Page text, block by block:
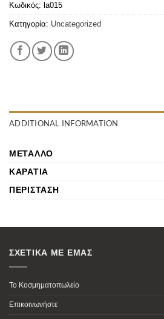
Κωδικός: la015
Κατηγορία: Uncategorized
ADDITIONAL INFORMATION
ΜΈΤΑΛΛΟ
ΚΑΡΆΤΙΑ
ΠΕΡΊΣΤΑΣΗ
ΣΧΕΤΙΚΑ ΜΕ ΕΜΑΣ
Το Κοσμηματοπωλείο
Επικοινωνήστε